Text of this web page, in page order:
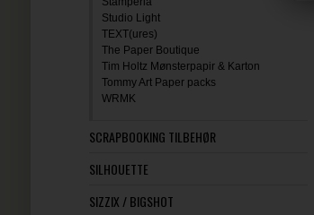
Studio Light
TEXT(ures)
The Paper Boutique
Tim Holtz Mønsterpapir & Karton
Tommy Art Paper packs
WRMK
SCRAPBOOKING TILBEHØR
SILHOUETTE
SIZZIX / BIGSHOT